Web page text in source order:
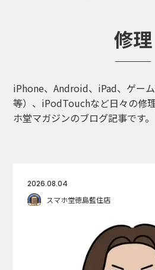
修理
iPhone、Android、iPad、ゲー
等）、iPodTouchなど日々の修
ホ堂マガジンのブログ記事です。
2026.08.04
スマホ堂徳島藍住店